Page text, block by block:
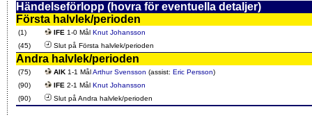
Händelseförlopp (hovra för eventuella detaljer)
Första halvlek/perioden
(1) IFE 1-0 Mål Knut Johansson
(45)
Slut på Första halvlek/perioden
Andra halvlek/perioden
(75) AIK 1-1 MålArthur Svensson (assist: Eric Persson)
(90)
IFE 2-1 Mål Knut Johansson
(90)
Slut på Andra halvlek/perioden